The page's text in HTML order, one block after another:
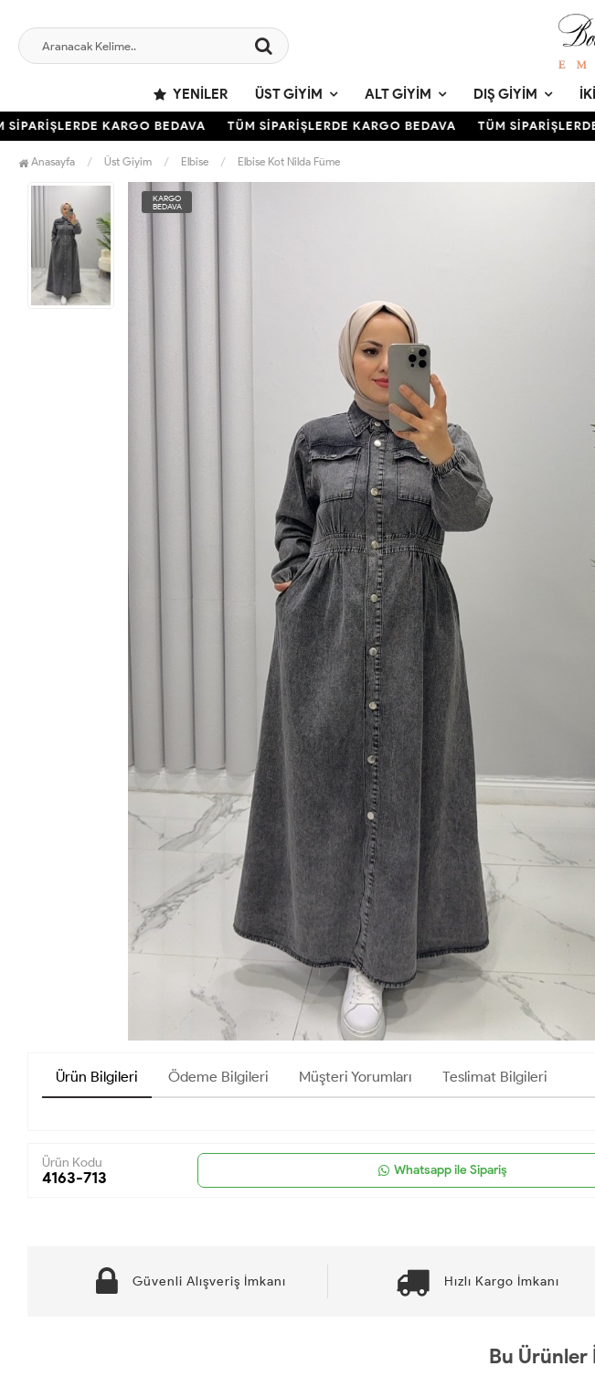
YENILER ÜST GIYIM ALT GIYIM DIŞ GIYIM
KARGO BEDAVA TÜM SİPARİŞLERDE KARGO BEDAVA TÜM SİPARİŞLERDE
Anasayfa Üst Giyim Elbise Elbise Kot Nilda Füme
KARGO
BEDAVA
Ürün Bilgileri Ödeme Bilgileri Müşteri Yorumları Teslimat Bilgileri
Ürün Kodu
4163-713 Whatsapp ile Sipariş
Güvenli Alışveriş İmkanı Hızlı Kargo İmkanı
Bu